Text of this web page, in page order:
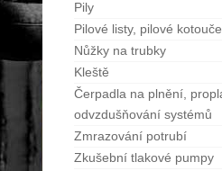
Pily
Pilové listy, pilové kotouče
Nůžky na trubky
Kleště
Čerpadla na plnění,
odvzdušňování systémů
Zmrazování potrubí
Zkušební tlakové pumpy